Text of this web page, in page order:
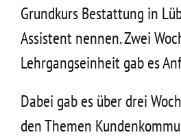
Grundkurs Bestattung in
Assistent nennen. Zwei
Lehrgangseinheit gab es
Dabei gab es über drei
den Themen